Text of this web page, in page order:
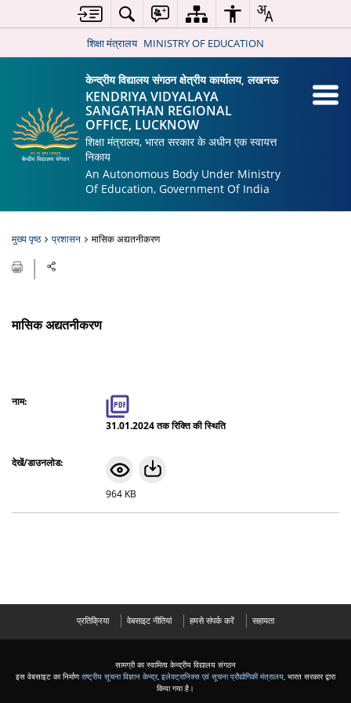
शिक्षा मंत्रालय MINISTRY OF EDUCATION
केन्द्रीय विद्यालय संगठन क्षेत्रीय कार्यालय, लखनऊ
KENDRIYA VIDYALAYA
SANGATHAN REGIONAL
OFFICE, LUCKNOW
शिक्षा मंत्रालय, भारत सरकार के अधीन एक स्वायत्त
निकाय
An Autonomous Body Under Ministry
Of Education, Government Of India
मुख्य पृष्ठ प्रशासन मासिक अद्यतनीकरण
मासिक अद्यतनीकरण
31.01.2024 तक रिक्ति की स्थिति
964 KB
प्रतिक्रिया वेबसाइट नीतियां हमसे संपर्क करें सहायता
सामग्री का स्वामित्व केन्द्रीय विद्यालय संगठन
इस वेबसाइट का निर्माणराष्ट्रीय सूचना विज्ञान केन्द्र, इलेक्ट्रानिक्स एवं सूचना प्रौद्योगिकी मंत्रालय, भारत सरकार द्वारा
किया गया है।